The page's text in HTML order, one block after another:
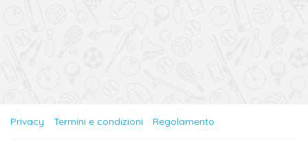
Privacy Termini e condizioni Regolamento